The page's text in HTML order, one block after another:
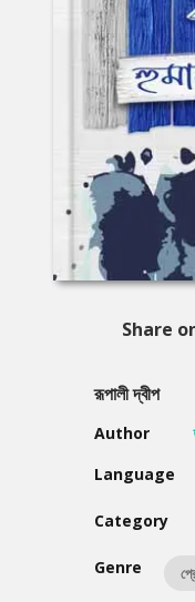
Share
রূপালী দ্বীপ
Author
Language
Category
Genre